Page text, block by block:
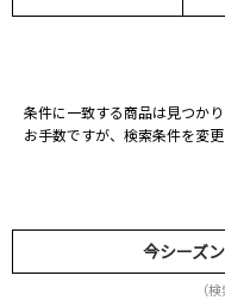
条件に一致する商品は見つかり
お手数ですが、検索条件を変更
今シーズ
（